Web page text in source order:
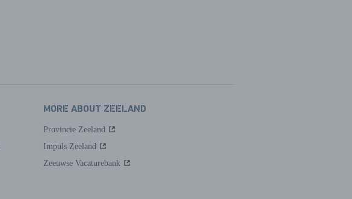
MORE ABOUT ZEELAND
Provincie Zeeland
Impuls Zeeland
Zeeuwse Vacaturebank